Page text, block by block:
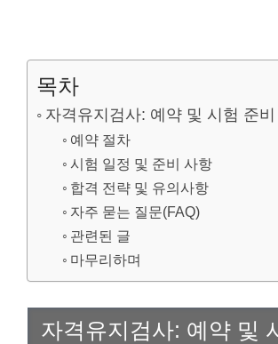
목차
자격유지검사: 예약 및 시험 준비
예약 절차
시험 일정 및 준비 사항
합격 전략 및 유의사항
자주 묻는 질문(FAQ)
관련된 글
마무리하며
자격유지검사: 예약 및